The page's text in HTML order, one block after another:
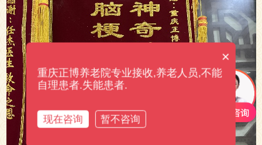
×
重庆正博养老院专业接收,养老人员,不能
自理患者.失能患者.
现在咨询 暂不咨询